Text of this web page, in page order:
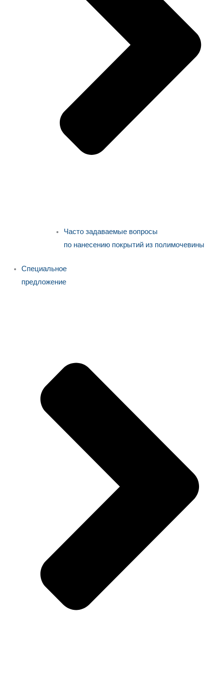
Часто задаваемые вопросы
по нанесению покрытий из полимочевины
Специальное
предложение